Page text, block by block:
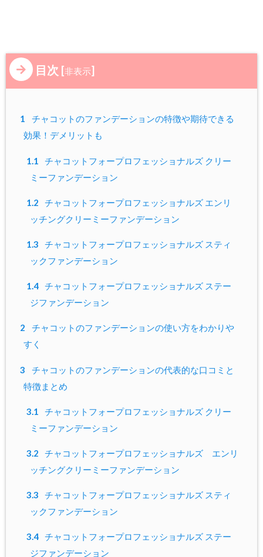
目次 [非表示]
1
チャコットのファンデーションの特徴や期待できる
効果！デメリットも
1.1
チャコットフォープロフェッショナルズ クリー
ミーファンデーション
1.2
チャコットフォープロフェッショナルズ エンリ
ッチングクリーミーファンデーション
1.3
チャコットフォープロフェッショナルズ スティ
ックファンデーション
1.4 チャコットフォープロフェッショナルズ ステー
ジファンデーション
2
チャコットのファンデーションの使い方をわかりや
すく
3
チャコットのファンデーションの代表的な口コミと
特徴まとめ
3.1
チャコットフォープロフェッショナルズ クリー
ミーファンデーション
3.2
チャコットフォープロフェッショナルズ エンリ
ッチングクリーミーファンデーション
3.3
チャコットフォープロフェッショナルズ スティ
ックファンデーション
3.4 チャコットフォープロフェッショナルズ ステー
ジファンデーション